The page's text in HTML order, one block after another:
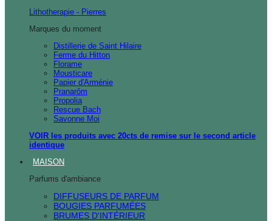
Lithotherapie - Pierres
Marques du moment
Distillerie de Saint Hilaire
Ferme du Hitton
Florame
Mousticare
Papier d'Arménie
Pranarôm
Propolia
Rescue Bach
Savonne Moi
VOIR les produits avec 20cts de remise sur le second article
identique
MAISON
Parfums d'ambiance
DIFFUSEURS DE PARFUM
BOUGIES PARFUMÉES
BRUMES D'INTÉRIEUR